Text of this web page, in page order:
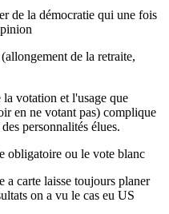
de la démocratie qui une fois
de la retraite,
votation et l'usage que
en ne votant pas) complique
personnalités élues.
obligatoire ou le vote blanc
carte laisse toujours planer
on a vu le cas eu US